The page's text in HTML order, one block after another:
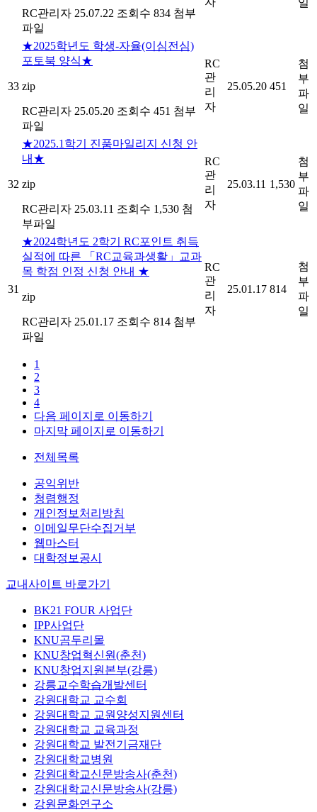
RC관리자 25.07.22 조회수 834 첨부
파일
일
33
★2025학년도 학생-자율(이심전심)
포토북 양식★
zip
RC관리자 25.05.20 조회수 451 첨부
파일
RC
관
리
자
25.05.20 451
첨
부
파
일
32
★2025.1학기 진품마일리지 신청 안
내★
zip
RC관리자 25.03.11 조회수 1,530 첨
부파일
RC
관
리
자
25.03.11 1,530
첨
부
파
일
31
★2024학년도 2학기 RC포인트 취득
실적에 따른 「RC교육과생활」교과
목 학점 인정 신청 안내 ★
zip
RC관리자 25.01.17 조회수 814 첨부
파일
RC
관
리
자
25.01.17 814
첨
부
파
일
1
2
3
4
다음 페이지로 이동하기
마지막 페이지로 이동하기
전체목록
공익위반
청렴행정
개인정보처리방침
이메일무단수집거부
웹마스터
대학정보공시
교내사이트 바로가기
BK21 FOUR 사업단
IPP사업단
KNU곰두리몰
KNU창업혁신원(춘천)
KNU창업지원본부(강릉)
강릉교수학습개발센터
강원대학교 교수회
강원대학교 교원양성지원센터
강원대학교 교육과정
강원대학교 발전기금재단
강원대학교병원
강원대학교신문방송사(춘천)
강원대학교신문방송사(강릉)
강원문화연구소